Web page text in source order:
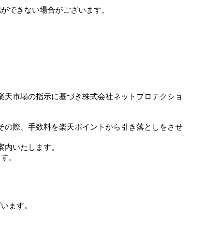
できない場合がございます。
市場の指示に基づき株式会社ネットプロテクショ
際、手数料を楽天ポイントから引き落としをさせ
いたします。
。
ます。